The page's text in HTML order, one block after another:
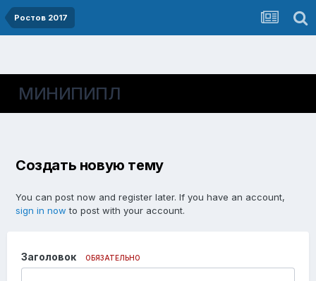
Ростов 2017
МИНИПИПЛ
Создать новую тему
You can post now and register later. If you have an account,
sign in now to post with your account.
Заголовок ОБЯЗАТЕЛЬНО